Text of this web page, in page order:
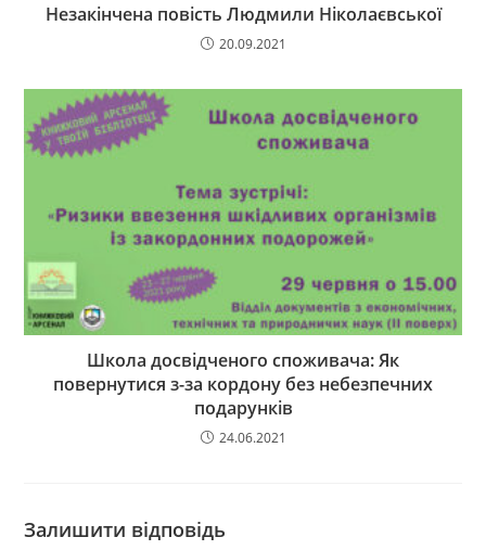
Незакінчена повість Людмили Ніколаєвської
20.09.2021
Школа досвідченого споживача: Як
повернутися з-за кордону без небезпечних
подарунків
24.06.2021
Залишити відповідь